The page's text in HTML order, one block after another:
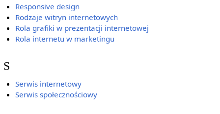
Responsive design
Rodzaje witryn internetowych
Rola grafiki w prezentacji internetowej
Rola internetu w marketingu
S
Serwis internetowy
Serwis społecznościowy